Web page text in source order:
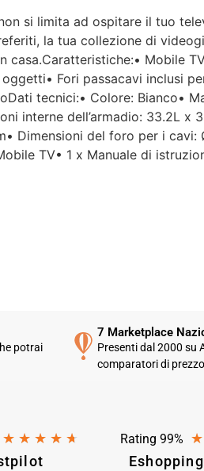
si limita ad ospitare il tuo
la tua collezione di
casa.Caratteristiche:• Mobile
Fori passacavi inclusi
tecnici:• Colore: Bianco•
interne dell’armadio: 33.2L x
Dimensioni del foro per i cavi:
TV• 1 x Manuale di
potrai
7 Marketplace
Presenti dal 2000 su
comparatori di prezzo
★ ★ ★ ★ ★ Rating 99% ★